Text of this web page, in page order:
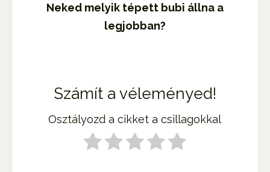
Neked melyik tépett bubi állna a
legjobban?
Számít a véleményed!
Osztályozd a cikket a csillagokkal